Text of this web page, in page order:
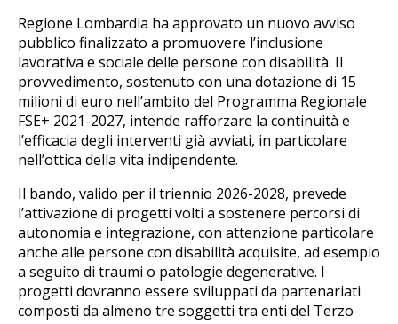
Regione Lombardia ha approvato un nuovo avviso
pubblico finalizzato a promuovere l’inclusione
lavorativa e sociale delle persone con disabilità. Il
provvedimento, sostenuto con una dotazione di 15
milioni di euro nell’ambito del Programma Regionale
FSE+ 2021-2027, intende rafforzare la continuità e
l’efficacia degli interventi già avviati, in particolare
nell’ottica della vita indipendente.
Il bando, valido per il triennio 2026-2028, prevede
l’attivazione di progetti volti a sostenere percorsi di
autonomia e integrazione, con attenzione particolare
anche alle persone con disabilità acquisite, ad esempio
a seguito di traumi o patologie degenerative. I
progetti dovranno essere sviluppati da partenariati
composti da almeno tre soggetti tra enti del Terzo